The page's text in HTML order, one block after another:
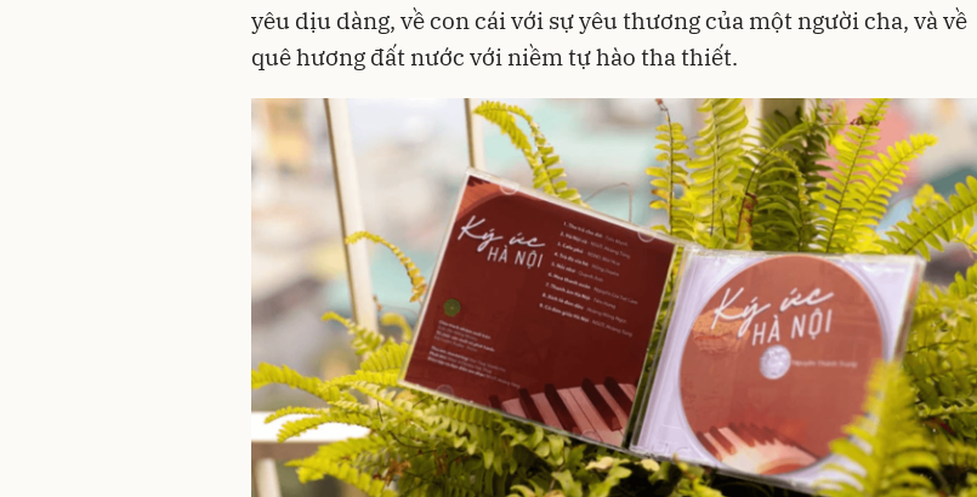
yêu dịu dàng, về con cái với sự yêu thương của một người cha, và về
quê hương đất nước với niềm tự hào tha thiết.